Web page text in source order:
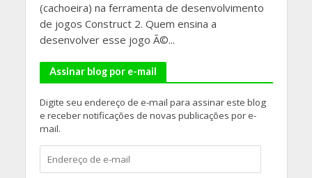
(cachoeira) na ferramenta de desenvolvimento
de jogos Construct 2. Quem ensina a
desenvolver esse jogo Ã©...
Assinar blog por e-mail
Digite seu endereço de e-mail para assinar este blog
e receber notificações de novas publicações por e-
mail.
de